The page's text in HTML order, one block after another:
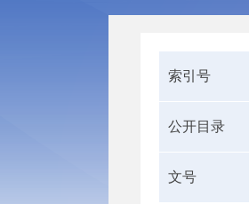
索引号
公开目录
文号